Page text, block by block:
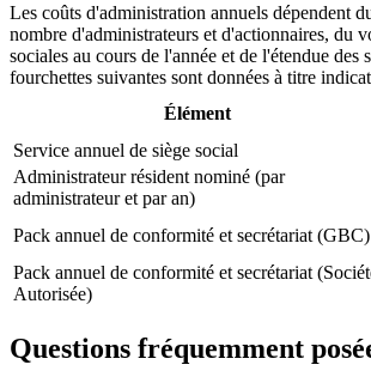
Les coûts d'administration annuels dépendent
nombre d'administrateurs et d'actionnaires, du
sociales au cours de l'année et de l'étendue des
fourchettes suivantes sont données à titre
Élément
Service annuel de siège social
Administrateur résident nominé (par
administrateur et par an)
Pack annuel de conformité et secrétariat (GBC)
Pack annuel de conformité et secrétariat
Autorisée)
Questions fréquemment